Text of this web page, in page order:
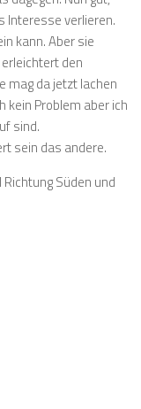
Interesse verlieren.
kann. Aber sie
den
mag da jetzt lachen
kein Problem aber ich
sind.
sein das andere.
Süden und